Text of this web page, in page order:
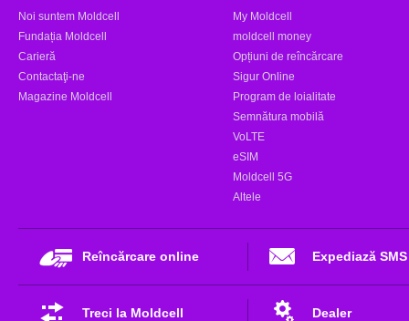
Noi suntem Moldcell
Fundația Moldcell
Carieră
Contactaţi-ne
Magazine Moldcell
My Moldcell
moldcell money
Opțiuni de reîncărcare
Sigur Online
Program de loialitate
Semnătura mobilă
VoLTE
eSIM
Moldcell 5G
Altele
Reîncărcare online Expediază SMS
Treci la Moldcell Dealer